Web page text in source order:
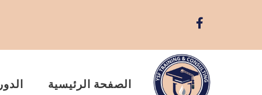
الصفحة الرئيسية